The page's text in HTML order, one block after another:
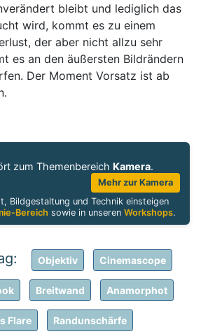
bleibt und lediglich das
wird, kommt es zu einem
der aber nicht allzu sehr
es an den äußersten Bildrändern
Der Moment Vorsatz ist ab
zum Themenbereich Kamera.
Mehr zur Kamera
Bildgestaltung und Technik einsteigen
Bereich sowie in unserenWorkshops.
Objektiv Cinemascope
Breitwand Anamorphot
Flare Randunschärfe